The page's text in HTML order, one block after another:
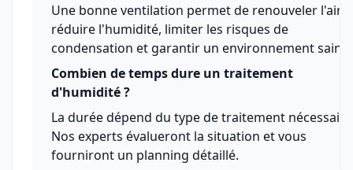
Une bonne ventilation permet de renouveler l'air,
réduire l'humidité, limiter les risques de
condensation et garantir un environnement sain.
Combien de temps dure un traitement
d'humidité ?
La durée dépend du type de traitement
Nos experts évalueront la situation et vous
fourniront un planning détaillé.